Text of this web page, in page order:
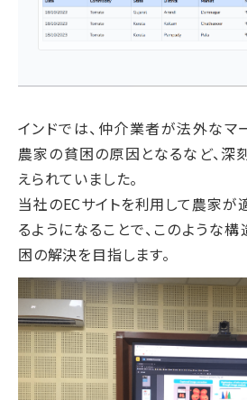
インドでは、仲介業者が法外なマ
農家の貧困の原因となるなど、深
えられていました。
当社のECサイトを利用して農家
るようになることで、このような
困の解決を目指します。